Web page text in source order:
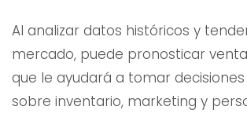
Al analizar datos históricos y
mercado, puede pronosticar
que le ayudará a tomar
sobre inventario, marketing y